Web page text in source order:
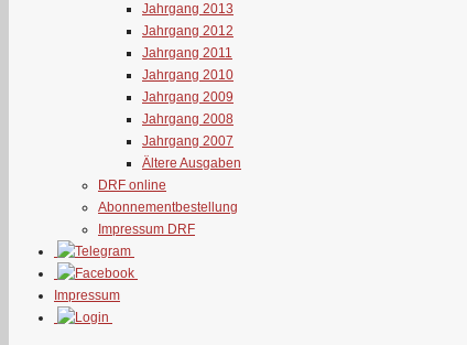
Jahrgang 2013
Jahrgang 2012
Jahrgang 2011
Jahrgang 2010
Jahrgang 2009
Jahrgang 2008
Jahrgang 2007
Ältere Ausgaben
DRF online
Abonnementbestellung
Impressum DRF
Impressum